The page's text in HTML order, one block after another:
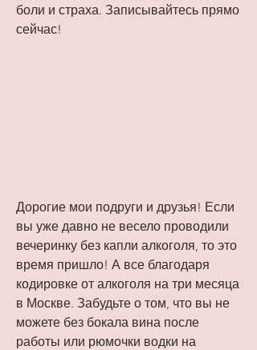
боли и страха. Записывайтесь прямо
сейчас!
Дорогие мои подруги и друзья! Если
вы уже давно не весело проводили
вечеринку без капли алкоголя, то это
время пришло! А все благодаря
кодировке от алкоголя на три месяца
в Москве. Забудьте о том, что вы не
можете без бокала вина после
работы или рюмочки водки на